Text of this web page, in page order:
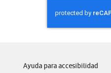
Samsung
Samsung
Ayuda para accesibilidad